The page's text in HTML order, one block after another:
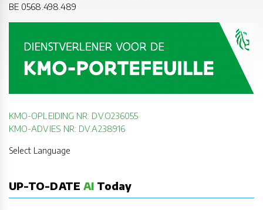
BE 0568.498.489
KMO-OPLEIDING NR: DV.O236055
KMO-ADVIES NR: DV.A238916
Select Language
UP-TO-DATE AI Today